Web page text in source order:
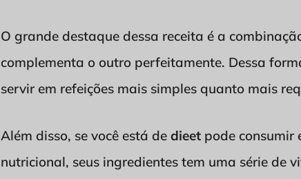
O grande destaque dessa receita é a
complementa o outro perfeitamente. Dessa
servir em refeições mais simples quanto mais
Além disso, se você está de dieet pode consumir
nutricional, seus ingredientes tem uma série de